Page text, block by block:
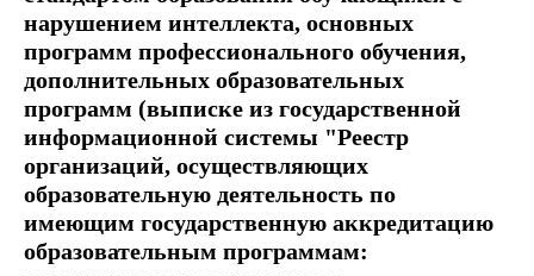
нарушением интеллекта, основных
программ профессионального обучения,
дополнительных образовательных
программ (выписке из государственной
информационной системы "Реестр
организаций, осуществляющих
образовательную деятельность по
имеющим государственную аккредитацию
образовательным программам: